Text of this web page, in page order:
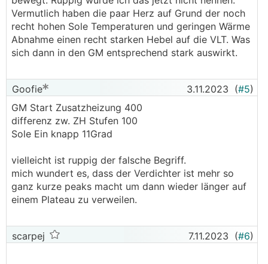
Vermutlich haben die paar Herz auf Grund der noch
recht hohen Sole Temperaturen und geringen Wärme
Abnahme einen recht starken Hebel auf die VLT. Was
sich dann in den GM entsprechend stark auswirkt.
Goofie 3.11.2023 (#5)
GM Start Zusatzheizung 400
differenz zw. ZH Stufen 100
Sole Ein knapp 11Grad
vielleicht ist ruppig der falsche Begriff.
mich wundert es, dass der Verdichter ist mehr so
ganz kurze peaks macht um dann wieder länger auf
einem Plateau zu verweilen.
scarpej 7.11.2023 (#6)